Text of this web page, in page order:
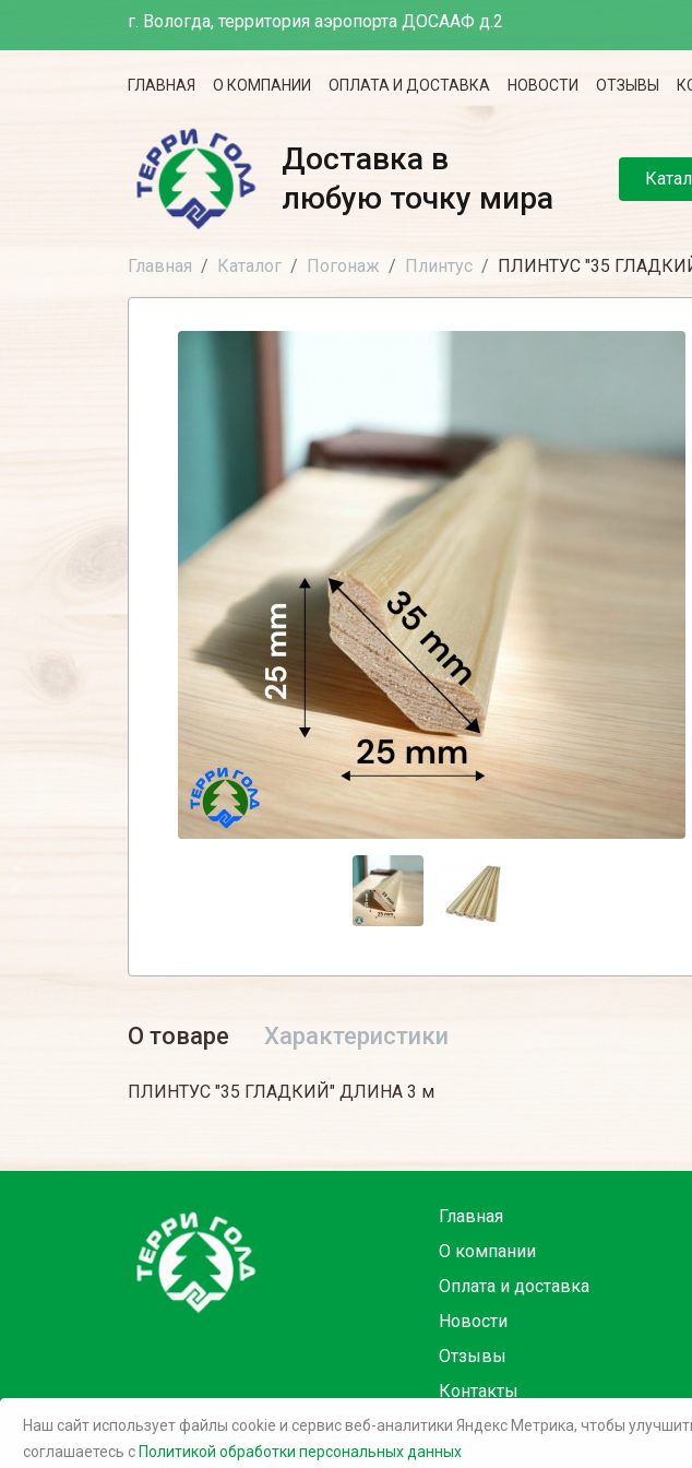
г. Вологда, территория аэропорта ДОСААФ д.2
ГЛАВНАЯ О КОМПАНИИ ОПЛАТА И ДОСТАВКА НОВОСТИ ОТЗЫВЫ
Доставка в
любую точку мира
Главная Каталог Погонаж Плинтус ПЛИНТУС "35
О товаре Характеристики
ПЛИНТУС "35 ГЛАДКИЙ" ДЛИНА 3 м
Главная
О компании
Оплата и доставка
Новости
Отзывы
Контакты
©2026 Терри Голд
Наш сайт использует файлы cookie и сервис веб-аналитики Яндекс Метрика, чтобы
соглашаетесь c Политикой обработки персональных данных